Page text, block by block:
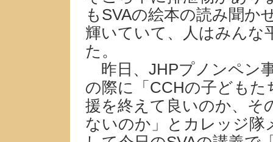
もSVAの絵本の読み聞か
輝いていて、人はみんな
た。
昨日、JHPプノンペン
の際に「CCHの子ども
援を終えて良いのか、そ
ないのか」とカレッジ隊